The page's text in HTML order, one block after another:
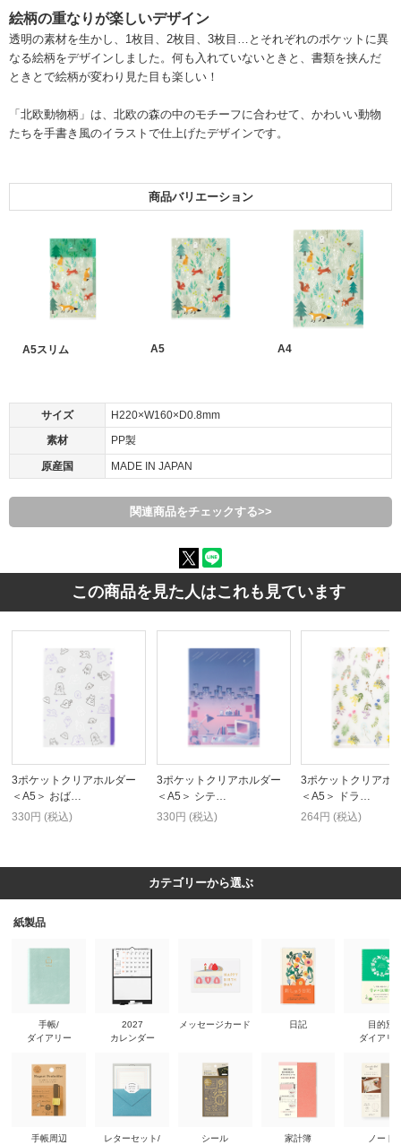
絵柄の重なりが楽しいデザイン
透明の素材を生かし、1枚目、2枚目、3枚目…とそれぞれのポケットに異
なる絵柄をデザインしました。何も入れていないときと、書類を挟んだ
ときとで絵柄が変わり見た目も楽しい！
「北欧動物柄」は、北欧の森の中のモチーフに合わせて、かわいい動物
たちを手書き風のイラストで仕上げたデザインです。
商品バリエーション
A5スリム A5 A4
サイズ
H220×W160×D0.8mm
素材
PP製
原産国 MADE IN JAPAN
関連商品をチェックする>>
この商品を見た人はこれも見ています
3ポケットクリアホルダー
＜A5＞ おば…
330円 (税込)
3ポケットクリアホルダー
＜A5＞ シテ…
330円 (税込)
3ポケットクリアホ
＜A5＞ ドラ…
264円 (税込)
カテゴリーから選ぶ
紙製品
手帳/
ダイアリー
手帳周辺
2027
カレンダー
レターセット/
メッセージカード
シール
日記
家計簿
目的別
ダイアリ
ノート